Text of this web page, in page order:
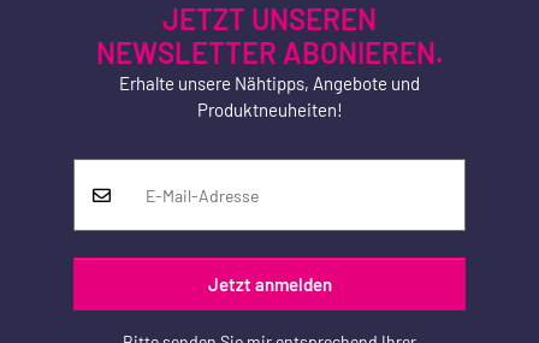
JETZT UNSEREN
NEWSLETTER ABONIEREN.
Erhalte unsere Nähtipps, Angebote und
Produktneuheiten!
Jetzt anmelden